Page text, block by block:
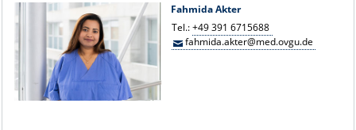
Fahmida Akter
Tel.:+49 391 6715688
fahmida.akter@med.ovgu.de